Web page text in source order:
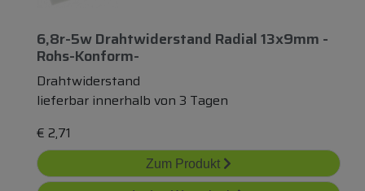
6,8r-5w Drahtwiderstand Radial 13x9mm -
Rohs-Konform-
Drahtwiderstand
lieferbar innerhalb von 3 Tagen
€ 2,71
Zum Produkt